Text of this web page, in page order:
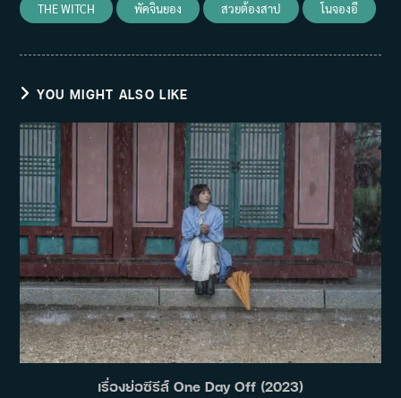
THE WITCH พัคจินยอง สวยต้องสาป โนจองอี
YOU MIGHT ALSO LIKE
เรื่องย่อซีรีส์ One Day Off (2023)